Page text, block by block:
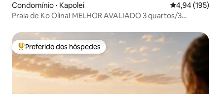
Condomínio ⋅ Kapolei 4,94 de uma
4,94 (195)
Praia de Ko Olina! MELHOR AVALIADO 3 quartos/3
Entre os melhores preferidos dos hóspedes
Preferido dos hóspedes